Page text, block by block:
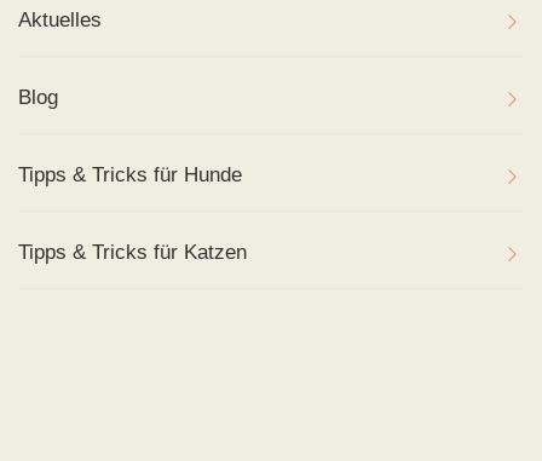
Aktuelles
Blog
Tipps & Tricks für Hunde
Tipps & Tricks für Katzen